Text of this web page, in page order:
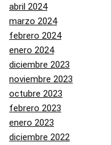
abril 2024
marzo 2024
febrero 2024
enero 2024
diciembre 2023
noviembre 2023
octubre 2023
febrero 2023
enero 2023
diciembre 2022